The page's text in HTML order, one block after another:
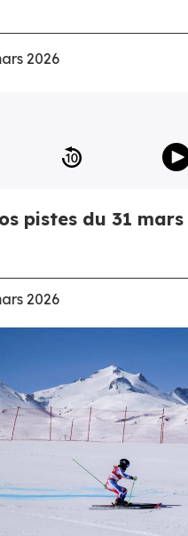
2026
pistes du 31 mars
2026